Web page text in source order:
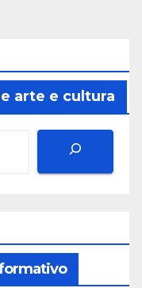
arte e cultura